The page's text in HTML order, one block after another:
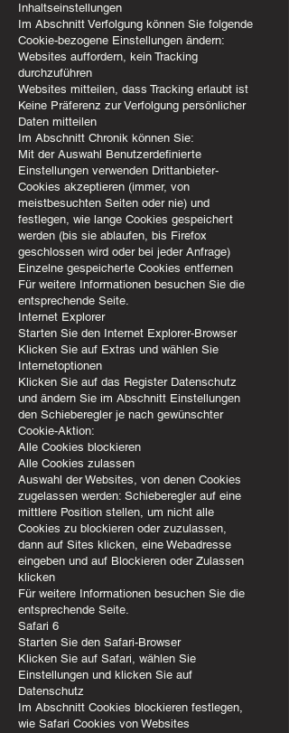
Inhaltseinstellungen
Im Abschnitt Verfolgung können Sie folgende
Cookie-bezogene Einstellungen ändern:
Websites auffordern, kein Tracking
durchzuführen
Websites mitteilen, dass Tracking erlaubt ist
Keine Präferenz zur Verfolgung persönlicher
Daten mitteilen
Im Abschnitt Chronik können Sie:
Mit der Auswahl Benutzerdefinierte
Einstellungen verwenden Drittanbieter-
Cookies akzeptieren (immer, von
meistbesuchten Seiten oder nie) und
festlegen, wie lange Cookies gespeichert
werden (bis sie ablaufen, bis Firefox
geschlossen wird oder bei jeder Anfrage)
Einzelne gespeicherte Cookies entfernen
Für weitere Informationen besuchen Sie die
entsprechende Seite.
Internet Explorer
Starten Sie den Internet Explorer-Browser
Klicken Sie auf Extras und wählen Sie
Internetoptionen
Klicken Sie auf das Register Datenschutz
und ändern Sie im Abschnitt Einstellungen
den Schieberegler je nach gewünschter
Cookie-Aktion:
Alle Cookies blockieren
Alle Cookies zulassen
Auswahl der Websites, von denen Cookies
zugelassen werden: Schieberegler auf eine
mittlere Position stellen, um nicht alle
Cookies zu blockieren oder zuzulassen,
dann auf Sites klicken, eine Webadresse
eingeben und auf Blockieren oder Zulassen
klicken
Für weitere Informationen besuchen Sie die
entsprechende Seite.
Safari 6
Starten Sie den Safari-Browser
Klicken Sie auf Safari, wählen Sie
Einstellungen und klicken Sie auf
Datenschutz
Im Abschnitt Cookies blockieren festlegen,
wie Safari Cookies von Websites